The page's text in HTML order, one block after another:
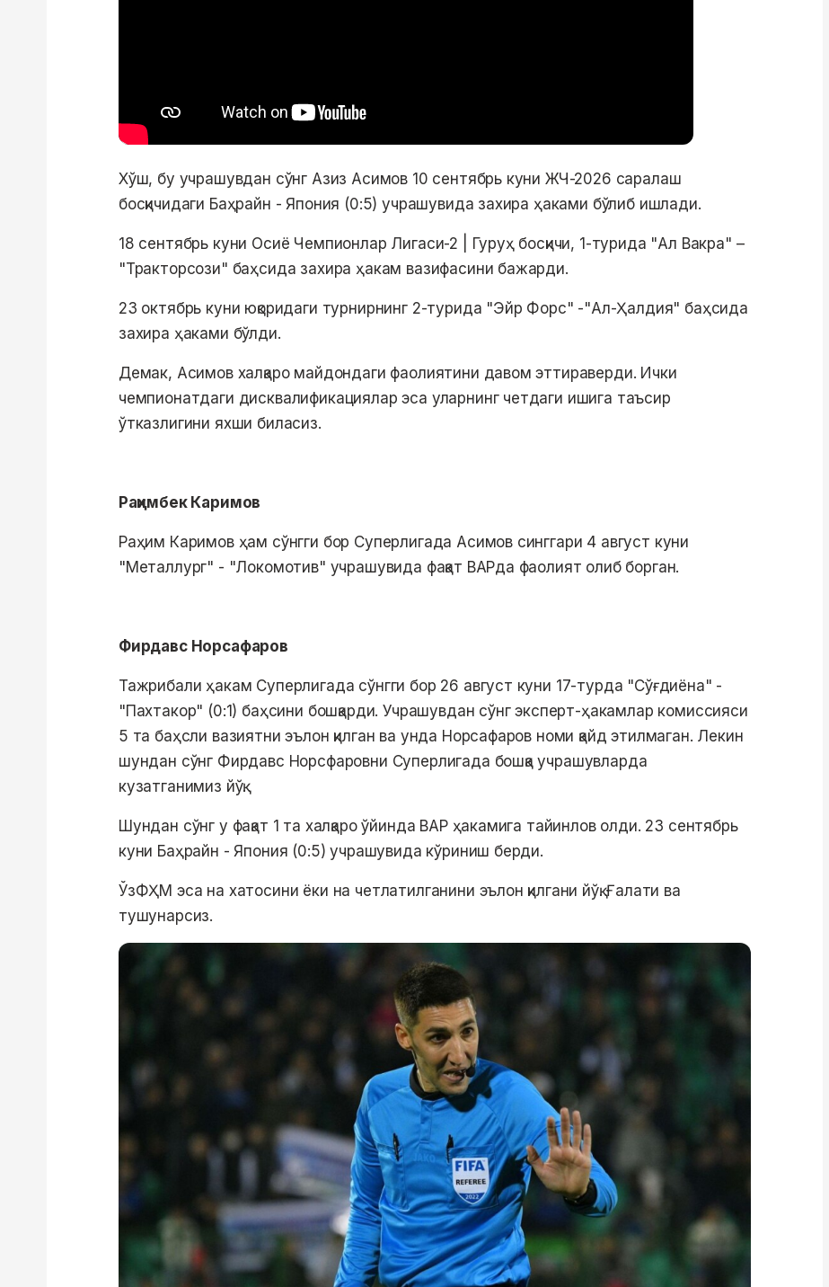
Хўш, бу учрашувдан сўнг Азиз Асимов 10 сентябрь куни ЖЧ-2026 саралаш
босқичидаги Баҳрайн - Япония (0:5) учрашувида захира ҳаками бўлиб ишлади.
18 сентябрь куни Осиё Чемпионлар Лигаси-2 | Гуруҳ босқичи, 1-турида "Ал Вакра" –
"Тракторсози" баҳсида захира ҳакам вазифасини бажарди.
23 октябрь куни юқоридаги турнирнинг 2-турида "Эйр Форс" -"Ал-Ҳалдия" баҳсида
захира ҳаками бўлди.
Демак, Асимов халқаро майдондаги фаолиятини давом эттираверди. Ички
чемпионатдаги дисквалификациялар эса уларнинг четдаги ишига таъсир
ўтказлигини яхши биласиз.
Раҳимбек Каримов
Раҳим Каримов ҳам сўнгги бор Суперлигада Асимов синггари 4 август куни
"Металлург" - "Локомотив" учрашувида фақат ВАРда фаолият олиб борган.
Фирдавс Норсафаров
Тажрибали ҳакам Суперлигада сўнгги бор 26 август куни 17-турда "Сўғдиёна" -
"Пахтакор" (0:1) баҳсини бошқарди. Учрашувдан сўнг эксперт-ҳакамлар комиссияси
5 та баҳсли вазиятни эълон қилган ва унда Норсафаров номи қайд этилмаган. Лекин
шундан сўнг Фирдавс Норсфаровни Суперлигада бошқа учрашувларда
кузатганимиз йўқ.
Шундан сўнг у фақат 1 та халқаро ўйинда ВАР ҳакамига тайинлов олди. 23 сентябрь
куни Баҳрайн - Япония (0:5) учрашувида кўриниш берди.
ЎзФҲМ эса на хатосини ёки на четлатилганини эълон қилгани йўқ. Ғалати ва
тушунарсиз.